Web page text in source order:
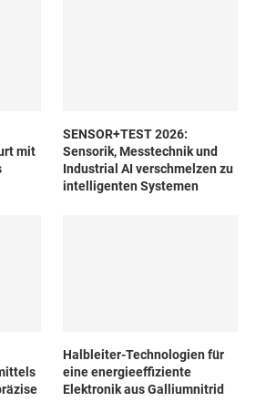
mit
SENSOR+TEST 2026:
Sensorik, Messtechnik und
Industrial AI verschmelzen zu
intelligenten Systemen
Halbleiter-Technologien für
eine energieeffiziente
Elektronik aus Galliumnitrid